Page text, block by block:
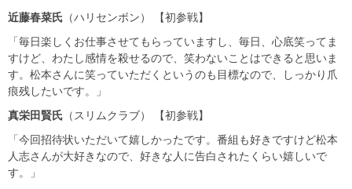
近藤春菜氏 （ハリセンボン） 【初参戦】
「毎日楽しくお仕事させてもらっていますし、毎日、心底笑ってま
すけど、わたし感情を殺せるので、笑わないことはできると思いま
す。松本さんに笑っていただくというのも目標なので、しっかり爪
痕残したいです。」
真栄田賢氏 （スリムクラブ） 【初参戦】
「今回招待状いただいて嬉しかったです。番組も好きですけど松本
人志さんが大好きなので、好きな人に告白されたくらい嬉しいで
す。」